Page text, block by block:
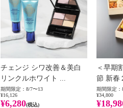
チェンジ シワ改善＆美白
リンクルホワイト ...
期間限定：8/7〜13
¥16,126
¥6,280(税込)
＜早期
節 新春
期間限定：
¥34,800